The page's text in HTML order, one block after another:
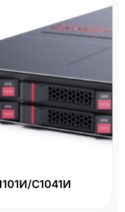
С1041И